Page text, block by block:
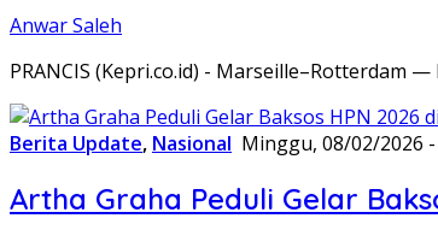
Anwar Saleh
PRANCIS (Kepri.co.id) - Marseille–Rotterdam
Berita Update, Nasional Minggu, 08/02/2026 -
Artha Graha Peduli Gelar